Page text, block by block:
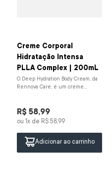
Creme Corporal
Hidratação Intensa
PLLA Complex | 200mL
O Deep Hydration Body Cream, da
Rennova Care, é um creme
R$ 58,99
ou 1x de R$ 58,99
Adicionar ao carrinho